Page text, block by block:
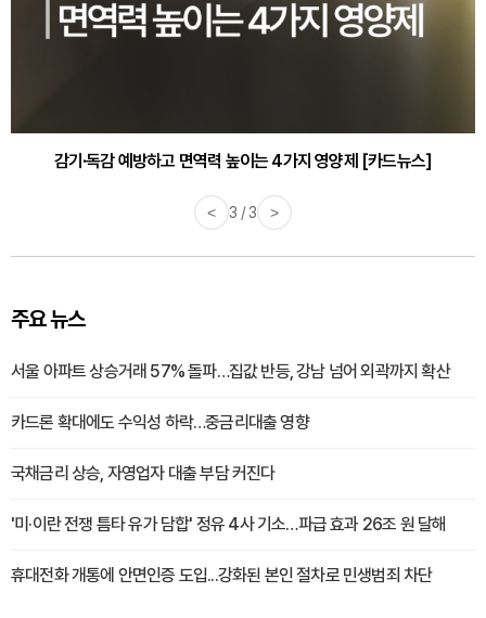
바쁜 아침, 공복에 먹기 좋은 과일 4가지 [카드뉴스]
감기·독감 예방하고 면역력 높이는 4가지 영양제 [카드뉴스]
< 3 / 3 >
주요 뉴스
서울 아파트 상승거래 57% 돌파…집값 반등, 강남 넘어 외곽까지 확산
카드론 확대에도 수익성 하락…중금리대출 영향
국채금리 상승, 자영업자 대출 부담 커진다
'미·이란 전쟁 틈타 유가 담합' 정유 4사 기소…파급 효과 26조 원 달해
휴대전화 개통에 안면인증 도입...강화된 본인 절차로 민생범죄 차단